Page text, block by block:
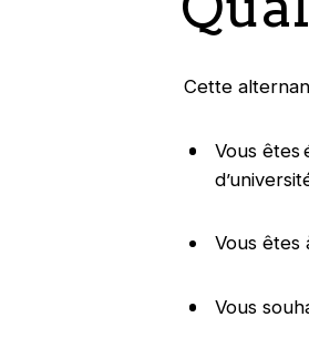
Cette
Vous êtes
Vous êtes
Vous